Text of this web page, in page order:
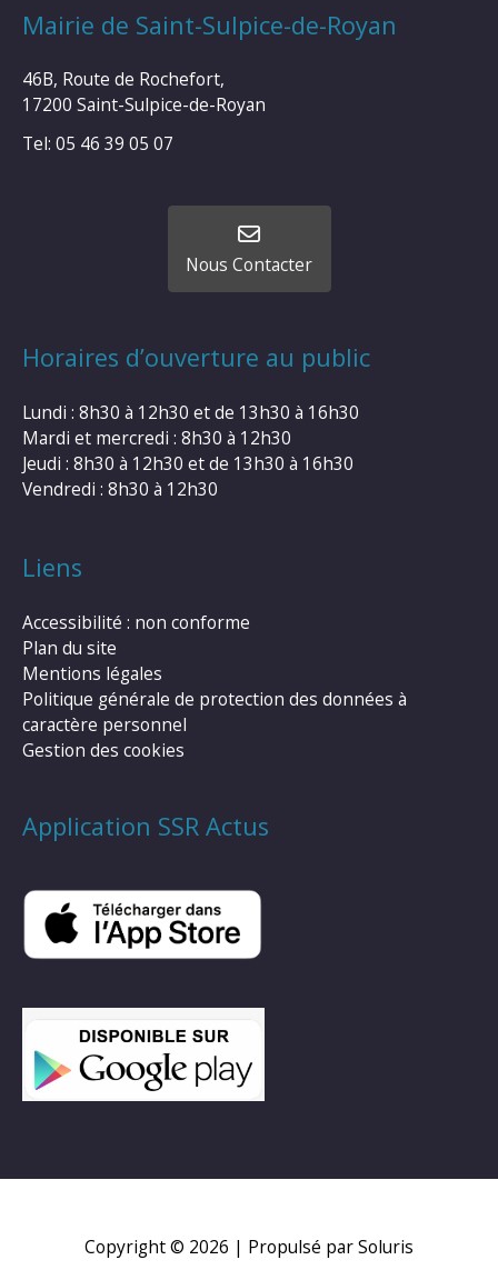
Mairie de Saint-Sulpice-de-Royan
46B, Route de Rochefort,
17200 Saint-Sulpice-de-Royan
Tel: 05 46 39 05 07
Nous Contacter
Horaires d’ouverture au public
Lundi : 8h30 à 12h30 et de 13h30 à 16h30
Mardi et mercredi : 8h30 à 12h30
Jeudi : 8h30 à 12h30 et de 13h30 à 16h30
Vendredi : 8h30 à 12h30
Liens
Accessibilité : non conforme
Plan du site
Mentions légales
Politique générale de protection des données à
caractère personnel
Gestion des cookies
Application SSR Actus
Copyright © 2026 | Propulsé par Soluris